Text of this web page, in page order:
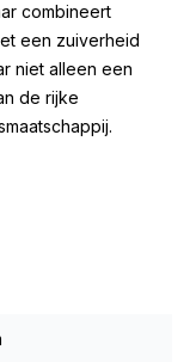
combineert
een zuiverheid
niet alleen een
de rijke